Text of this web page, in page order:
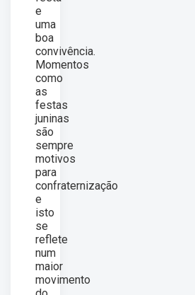
e
uma
boa
convivência.
Momentos
como
as
festas
juninas
são
sempre
motivos
para
confraternização
e
isto
se
reflete
num
maior
movimento